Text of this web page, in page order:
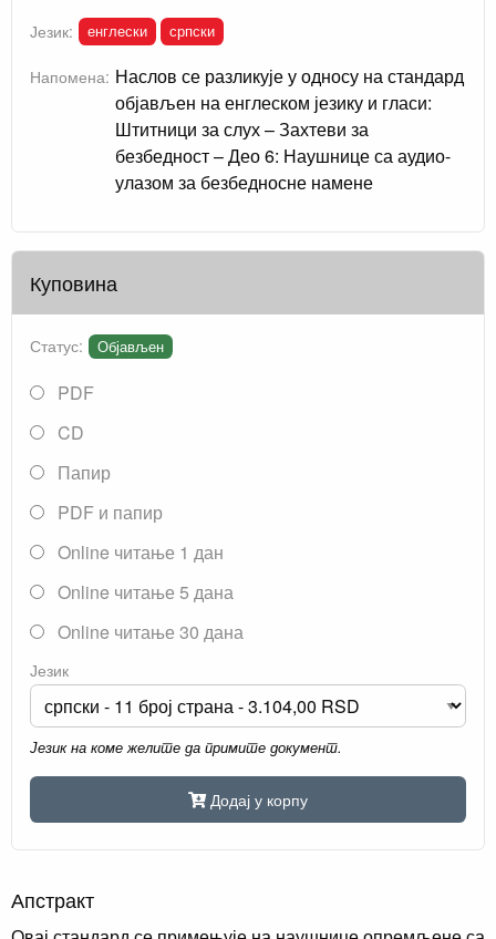
Језик: енглески српски
Напомена: Наслов се разликује у односу на стандард
објављен на енглеском језику и гласи:
Штитници за слух – Захтеви за
безбедност – Део 6: Наушнице са аудио-
улазом за безбедносне намене
Куповина
Статус: Објављен
PDF
CD
Папир
PDF и папир
Online читање 1 дан
Online читање 5 дана
Online читање 30 дана
Језик
Језик на коме желите да примите документ.
Додај у корпу
Апстракт